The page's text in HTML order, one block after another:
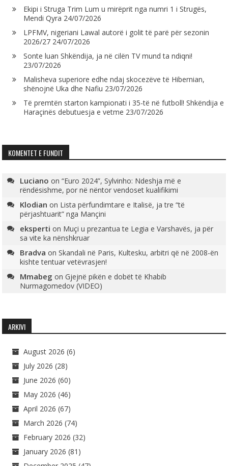
Ekipi i Struga Trim Lum u mirëprit nga numri 1 i Strugës,
Mendi Qyra 24/07/2026
LPFMV, nigeriani Lawal autorë i golit të parë për sezonin
2026/27 24/07/2026
Sonte luan Shkëndija, ja në cilën TV mund ta ndiqni!
23/07/2026
Malisheva superiore edhe ndaj skocezëve të Hibernian,
shënojnë Uka dhe Nafiu 23/07/2026
Të premtën starton kampionati i 35-të në futboll! Shkëndija e
Haraçinës debutuesja e vetme 23/07/2026
KOMENTET E FUNDIT
Luciano on“Euro 2024”, Sylvinho: Ndeshja më e
rëndësishme, por në nëntor vendoset kualifikimi
Klodian on Lista përfundimtare e Italisë, ja tre “të
përjashtuarit” nga Mançini
eksperti on Muçi u prezantua te Legia e Varshavës, ja për
sa vite ka nënshkruar
Bradva onSkandali në Paris, Kultesku, arbitri që në 2008-ën
kishte tentuar vetëvrasjen!
Mmabeg onGjejnë pikën e dobët të Khabib
Nurmagomedov (VIDEO)
ARKIVI
August 2026 (6)
July 2026 (28)
June 2026 (60)
May 2026 (46)
April 2026 (67)
March 2026 (74)
February 2026 (32)
January 2026 (81)